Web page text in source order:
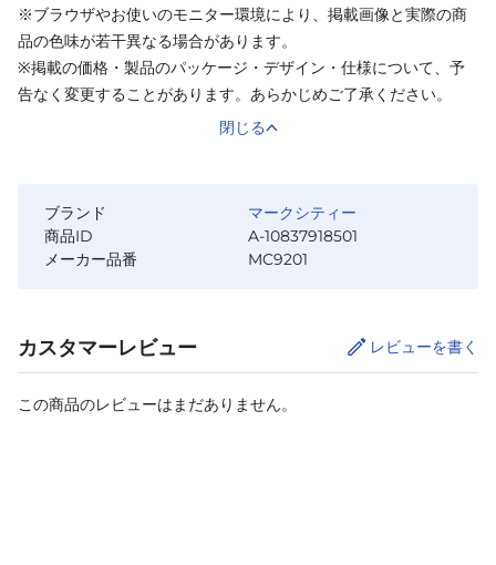
※ブラウザやお使いのモニター環境により、掲載画像と実際の商
品の色味が若干異なる場合があります。
※掲載の価格・製品のパッケージ・デザイン・仕様について、予
告なく変更することがあります。あらかじめご了承ください。
閉じる
ブランド
マークシティー
商品ID
A-10837918501
メーカー品番
MC9201
カスタマーレビュー レビューを書く
この商品のレビューはまだありません。